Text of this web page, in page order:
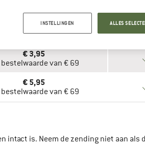
€ 3,95
van € 69
€ 5,95
van € 69
intact is. Neem de zending niet aan
INSTELLINGEN ALLES